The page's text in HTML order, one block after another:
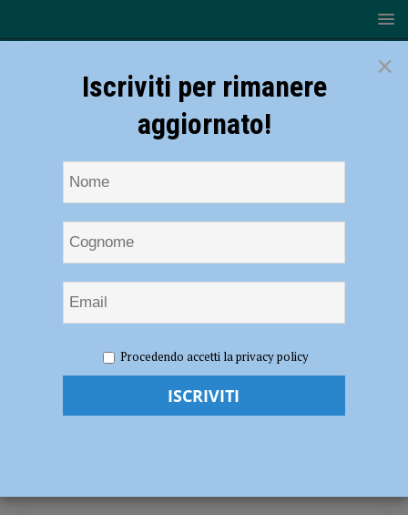
Sforza: i segreti del potere”, la storia diventa spettacolo a
Pizzighettone il 24 agosto
“Visconti e Sforza: i segreti del potere”,
×
Iscriviti per rimanere
aggiornato!
Procedendo accetti la privacy policy